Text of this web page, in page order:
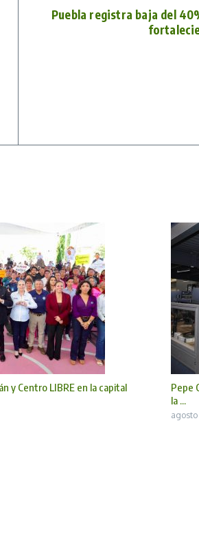
Puebla registra baja del
y Centro LIBRE en la capital
Pepe
la ...